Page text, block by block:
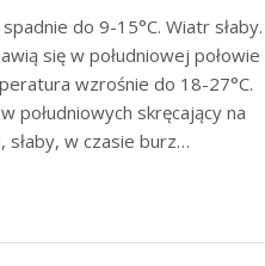
do 9-15°C. Wiatr słaby.
się w południowej połowie
wzrośnie do 18-27°C.
południowych skręcający na
słaby, w czasie burz…